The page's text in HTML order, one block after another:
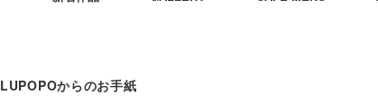
LUPOPOからのお手紙